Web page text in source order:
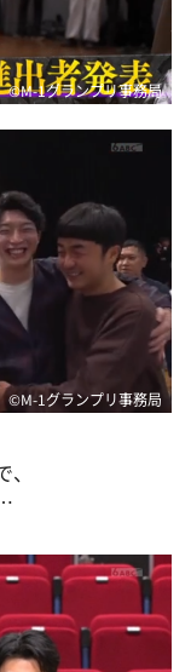
©M-1グランプリ事務局
©M-1グランプリ事務局